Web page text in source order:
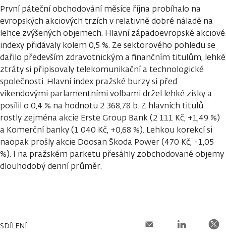
První páteční obchodování měsíce října probíhalo na
evropských akciových trzích v relativně dobré náladě na
lehce zvýšených objemech. Hlavní západoevropské akciové
indexy přidávaly kolem 0,5 %. Ze sektorového pohledu se
dařilo především zdravotnickým a finančním titulům, lehké
ztráty si připisovaly telekomunikační a technologické
společnosti. Hlavní index pražské burzy si před
víkendovými parlamentními volbami držel lehké zisky a
posílil o 0,4 % na hodnotu 2 368,78 b. Z hlavních titulů
rostly zejména akcie Erste Group Bank (2 111 Kč, +1,49 %)
a Komerční banky (1 040 Kč, +0,68 %). Lehkou korekcí si
naopak prošly akcie Doosan Škoda Power (470 Kč, -1,05
%). I na pražském parketu přesáhly zobchodované objemy
dlouhodobý denní průměr.
SDÍLENÍ